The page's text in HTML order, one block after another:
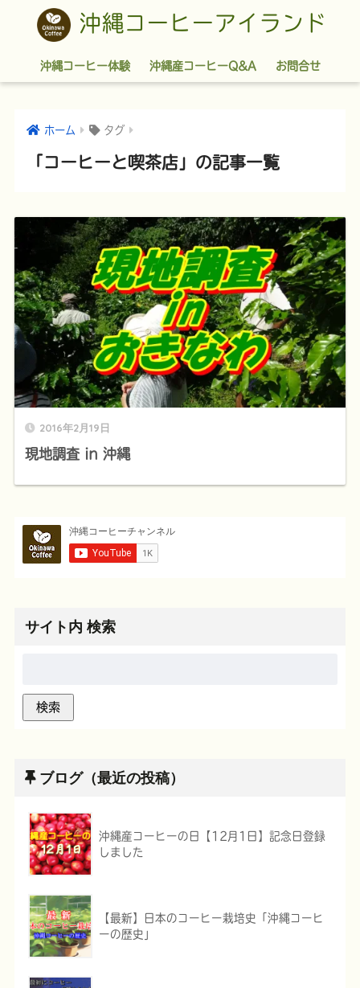
沖縄コーヒーアイランド
沖縄コーヒー体験 沖縄産コーヒーQ&A お問合せ
ホーム タグ
「コーヒーと喫茶店」の記事一覧
2016年2月19日
現地調査 in 沖縄
サイト内 検索
ブログ（最近の投稿）
沖縄産コーヒーの日【12月1日】記念日登録
しました
【最新】日本のコーヒー栽培史「沖縄コーヒ
ーの歴史」